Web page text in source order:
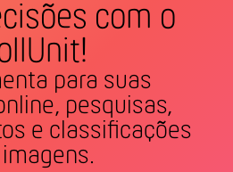
com o
para suas
pesquisas,
e classificações